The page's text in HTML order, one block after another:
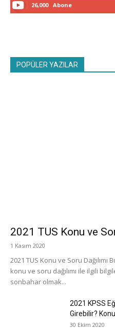
26,000 Abone
POPÜLER YAZILAR
2021 TUS Konu ve
1 Kasım 2020
2021 TUS Konu ve Soru Dağılımı
konu ve soru dağılımı ile ilgili
sonbahar olmak...
2021 KPSS
Girebilir? Konu
30 Ekim 2020